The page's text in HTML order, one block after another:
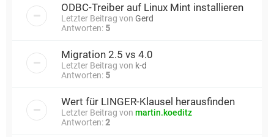
ODBC-Treiber auf Linux Mint installieren
Letzter Beitrag von Gerd
Antworten: 5
Migration 2.5 vs 4.0
Letzter Beitrag von k-d
Antworten: 5
Wert für LINGER-Klausel herausfinden
Letzter Beitrag von martin.koeditz
Antworten:2